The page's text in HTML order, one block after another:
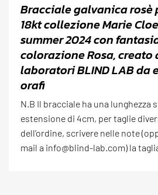
Bracciale galvanica rosè
18kt collezione Marie
summer 2024 con
colorazione Rosa, creato
laboratori BLIND LAB
orafi
N.B Il bracciale ha una lunghezza
estensione di 4cm, per taglie
dell’ordine, scrivere nelle note
mail a info@blind-lab.com) la